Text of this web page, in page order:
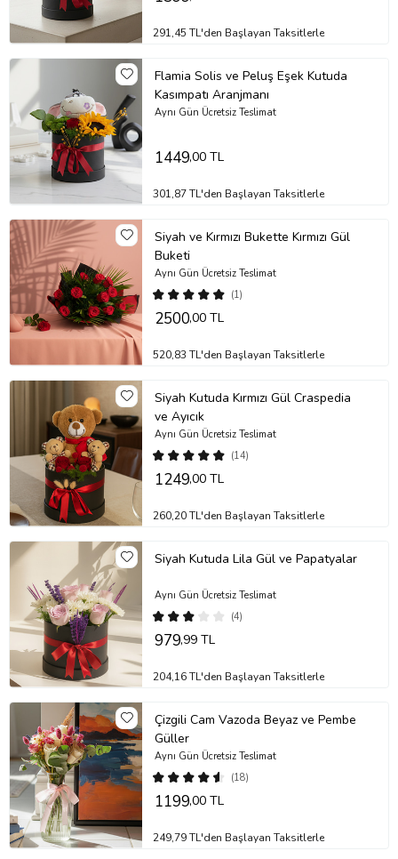
291,45 TL'den Başlayan Taksitlerle
Flamia Solis ve Peluş Eşek Kutuda
Kasımpatı Aranjmanı
Aynı Gün Ücretsiz Teslimat
1449,00 TL
301,87 TL'den Başlayan Taksitlerle
Siyah ve Kırmızı Bukette Kırmızı Gül
Buketi
(1)
Aynı Gün Ücretsiz Teslimat
2500,00 TL
520,83 TL'den Başlayan Taksitlerle
Siyah Kutuda Kırmızı Gül Craspedia
ve Ayıcık
(14)
Aynı Gün Ücretsiz Teslimat
1249,00 TL
260,20 TL'den Başlayan Taksitlerle
Siyah Kutuda Lila Gül ve Papatyalar
(4)
Aynı Gün Ücretsiz Teslimat
979,99 TL
204,16 TL'den Başlayan Taksitlerle
Çizgili Cam Vazoda Beyaz ve Pembe
Güller
(18)
Aynı Gün Ücretsiz Teslimat
1199,00 TL
249,79 TL'den Başlayan Taksitlerle